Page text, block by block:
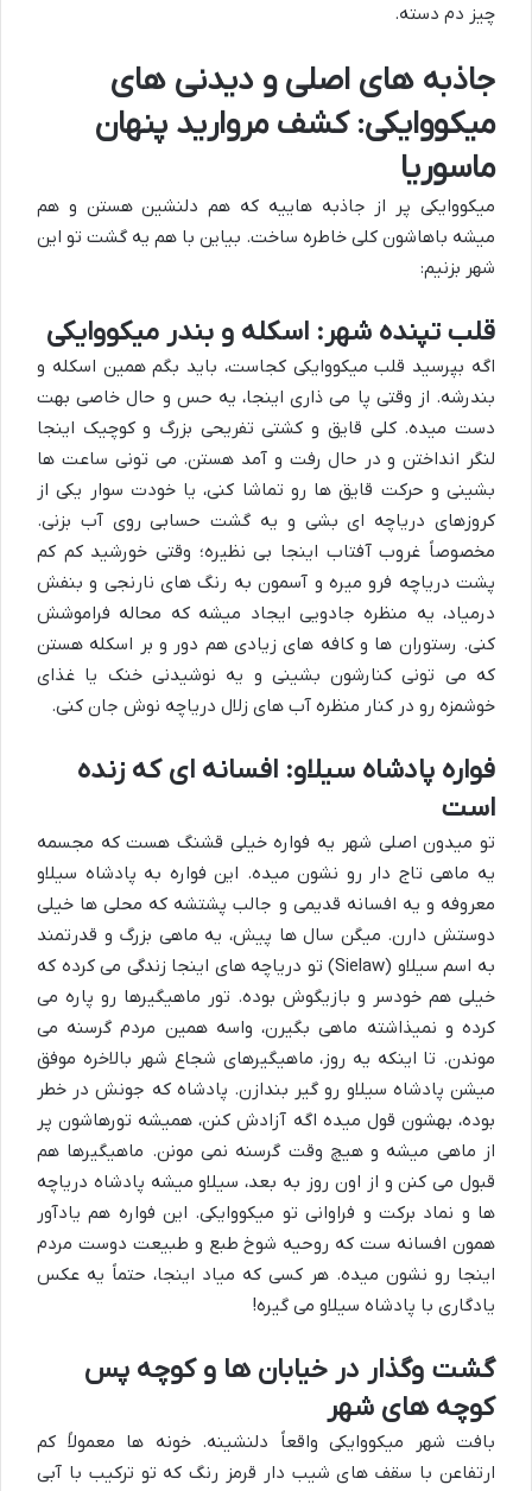
چیز دم دسته.
جاذبه های اصلی و دیدنی های
میکووایکی: کشف مروارید پنهان
ماسوریا
میکووایکی پر از جاذبه هاییه که هم دلنشین هستن و هم
میشه باهاشون کلی خاطره ساخت. بیاین با هم یه گشت تو این
شهر بزنیم:
قلب تپنده شهر: اسکله و بندر میکووایکی
اگه بپرسید قلب میکووایکی کجاست، باید بگم همین اسکله و
بندرشه. از وقتی پا می ذاری اینجا، یه حس و حال خاصی بهت
دست میده. کلی قایق و کشتی تفریحی بزرگ و کوچیک اینجا
لنگر انداختن و در حال رفت و آمد هستن. می تونی ساعت ها
بشینی و حرکت قایق ها رو تماشا کنی، یا خودت سوار یکی از
کروزهای دریاچه ای بشی و یه گشت حسابی روی آب بزنی.
مخصوصاً غروب آفتاب اینجا بی نظیره؛ وقتی خورشید کم کم
پشت دریاچه فرو میره و آسمون به رنگ های نارنجی و بنفش
درمیاد، یه منظره جادویی ایجاد میشه که محاله فراموشش
کنی. رستوران ها و کافه های زیادی هم دور و بر اسکله هستن
که می تونی کنارشون بشینی و یه نوشیدنی خنک یا غذای
خوشمزه رو در کنار منظره آب های زلال دریاچه نوش جان کنی.
فواره پادشاه سیلاو: افسانه ای که زنده
است
تو میدون اصلی شهر یه فواره خیلی قشنگ هست که مجسمه
یه ماهی تاج دار رو نشون میده. این فواره به پادشاه سیلاو
معروفه و یه افسانه قدیمی و جالب پشتشه که محلی ها خیلی
دوستش دارن. میگن سال ها پیش، یه ماهی بزرگ و قدرتمند
به اسم سیلاو (Sielaw) تو دریاچه های اینجا زندگی می کرده که
خیلی هم خودسر و بازیگوش بوده. تور ماهیگیرها رو پاره می
کرده و نمیذاشته ماهی بگیرن، واسه همین مردم گرسنه می
موندن. تا اینکه یه روز، ماهیگیرهای شجاع شهر بالاخره موفق
میشن پادشاه سیلاو رو گیر بندازن. پادشاه که جونش در خطر
بوده، بهشون قول میده اگه آزادش کنن، همیشه تورهاشون پر
از ماهی میشه و هیچ وقت گرسنه نمی مونن. ماهیگیرها هم
قبول می کنن و از اون روز به بعد، سیلاو میشه پادشاه دریاچه
ها و نماد برکت و فراوانی تو میکووایکی. این فواره هم یادآور
همون افسانه ست که روحیه شوخ طبع و طبیعت دوست مردم
اینجا رو نشون میده. هر کسی که میاد اینجا، حتماً یه عکس
یادگاری با پادشاه سیلاو می گیره!
گشت وگذار در خیابان ها و کوچه پس
کوچه های شهر
بافت شهر میکووایکی واقعاً دلنشینه. خونه ها معمولاً کم
ارتفاعن با سقف های شیب دار قرمز رنگ که تو ترکیب با آبی